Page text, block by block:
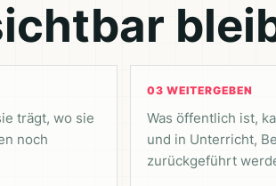
trägt, wo sie
noch
03 WEITERGEBEN
Was öffentlich ist,
und in Unterricht,
zurückgeführt